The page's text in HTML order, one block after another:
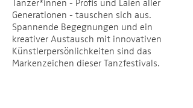
Tänzer*innen - Profis und Laien aller
Generationen - tauschen sich aus.
Spannende Begegnungen und ein
kreativer Austausch mit innovativen
Künstlerpersönlichkeiten sind das
Markenzeichen dieser Tanzfestivals.